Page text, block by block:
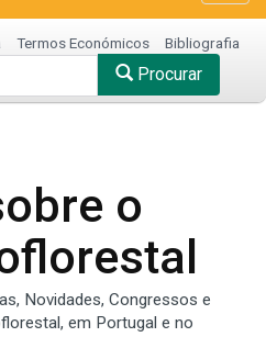
Termos Económicos Bibliografia
Procurar
o
Novidades, Congressos e
em Portugal e no